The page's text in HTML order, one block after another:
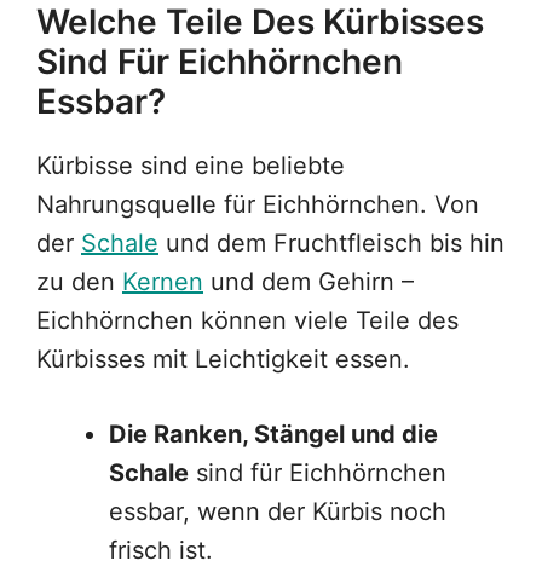
Welche Teile Des Kürbisses
Sind Für Eichhörnchen
Essbar?
Kürbisse sind eine beliebte
Nahrungsquelle für Eichhörnchen. Von
der Schale und dem Fruchtfleisch bis hin
zu den Kernen und dem Gehirn –
Eichhörnchen können viele Teile des
Kürbisses mit Leichtigkeit essen.
Die Ranken, Stängel und die
Schale sind für Eichhörnchen
essbar, wenn der Kürbis noch
frisch ist.